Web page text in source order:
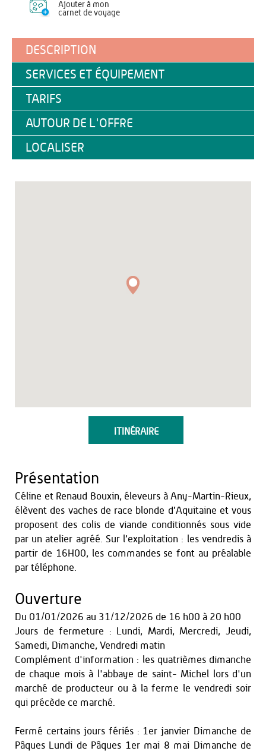
Ajouter à mon
carnet de voyage
DESCRIPTION
SERVICES ET ÉQUIPEMENT
TARIFS
AUTOUR DE L'OFFRE
LOCALISER
ITINÉRAIRE
Présentation
Céline et Renaud Bouxin, éleveurs à Any-Martin-Rieux,
élèvent des vaches de race blonde d’Aquitaine et vous
proposent des colis de viande conditionnés sous vide
par un atelier agréé. Sur l’exploitation : les vendredis à
partir de 16H00, les commandes se font au préalable
par téléphone.
Ouverture
Du 01/01/2026 au 31/12/2026 de 16 h00 à 20 h00
Jours de fermeture : Lundi, Mardi, Mercredi, Jeudi,
Samedi, Dimanche, Vendredi matin
Complément d'information : les quatrièmes dimanche
de chaque mois à l'abbaye de saint- Michel lors d'un
marché de producteur ou à la ferme le vendredi soir
qui précède ce marché.
Fermé certains jours fériés : 1er janvier Dimanche de
Pâques Lundi de Pâques 1er mai 8 mai Dimanche de